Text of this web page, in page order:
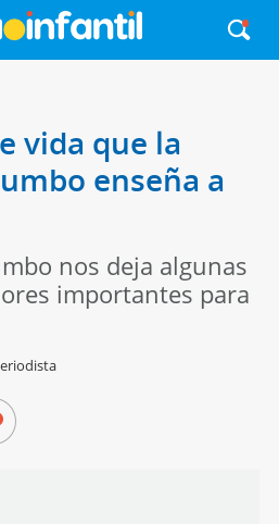
vida que la
enseña a
nos deja algunas
importantes para